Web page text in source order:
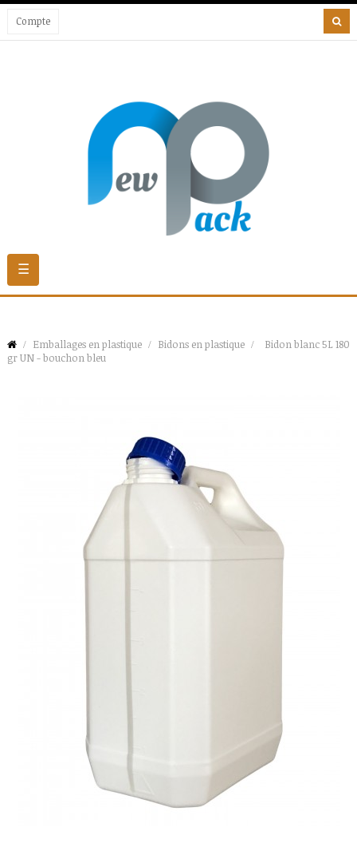
Compte
Basculer
la
navigation
☰
Emballages en plastique Bidons en plastique
Bidon blanc 5L 180
gr UN - bouchon bleu